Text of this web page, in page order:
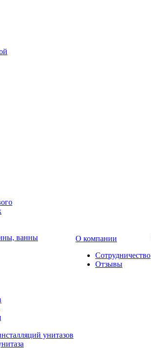
ванны
унитазов
О компании
Сотрудничество
Отзывы